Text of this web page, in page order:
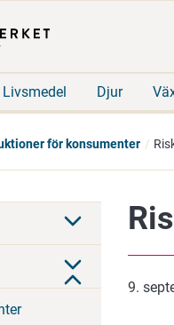
Livsmedel Djur
för konsumenter
9.